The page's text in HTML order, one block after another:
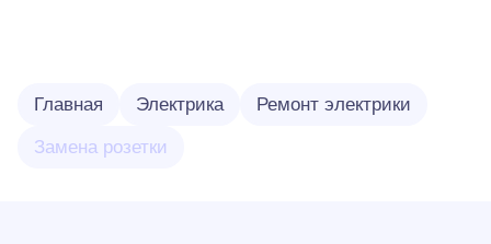
Главная Электрика Ремонт электрики
Замена розетки